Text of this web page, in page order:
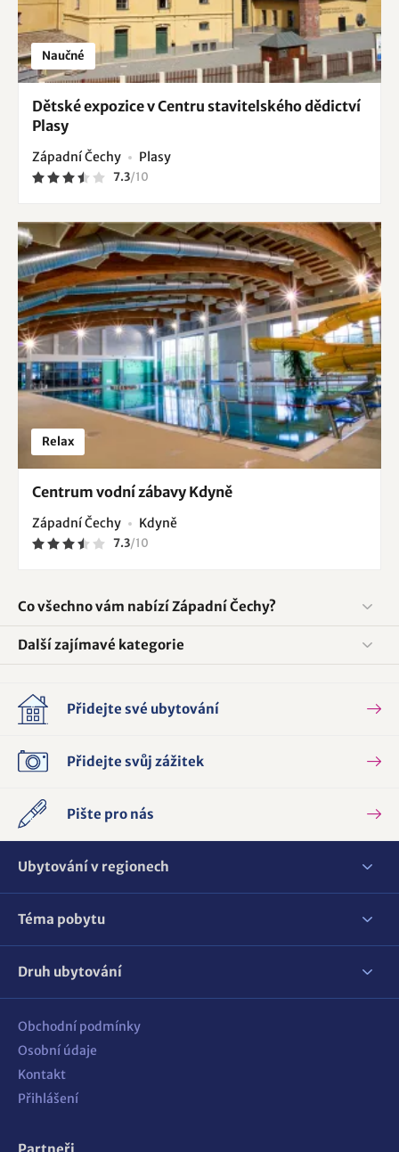
Naučné
Dětské expozice v Centru stavitelského dědictví
Plasy
Západní Čechy Plasy
7.3/10
Relax
Centrum vodní zábavy Kdyně
Západní Čechy Kdyně
7.3/10
Co všechno vám nabízí Západní Čechy?
Další zajímavé kategorie
Přidejte své ubytování
Přidejte svůj zážitek
Pište pro nás
Ubytování v regionech
Téma pobytu
Druh ubytování
Obchodní podmínky
Osobní údaje
Kontakt
Přihlášení
Partneři